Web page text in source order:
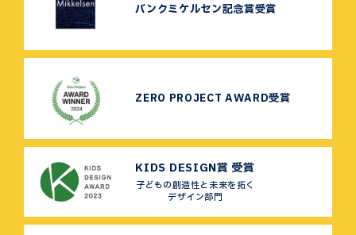
バンクミケルセン記念賞受賞
ZERO PROJECT AWARD受賞
KIDS DESIGN賞 受賞
子どもの創造性と未来を拓く
デザイン部門